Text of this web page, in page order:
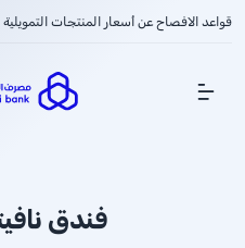
قواعد الافصاح عن أسعار المنتجات التمويلية
Show Menu
فندق